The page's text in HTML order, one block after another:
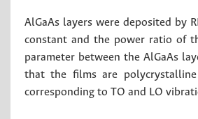
AlGaAs layers were deposited by
constant and the power ratio of
parameter between the AlGaAs
that the films are
corresponding to TO and LO